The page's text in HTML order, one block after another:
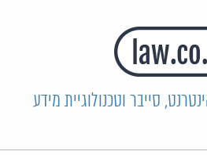
סייבר וטכנולוגיית מידע